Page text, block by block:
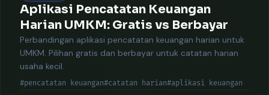
Aplikasi Pencatatan Keuangan
Harian UMKM: Gratis vs Berbayar
Perbandingan aplikasi pencatatan keuangan harian untuk
UMKM. Pilihan gratis dan berbayar untuk catatan harian
usaha kecil.
#pencatatan keuangan#catatan harian#aplikasi keuangan